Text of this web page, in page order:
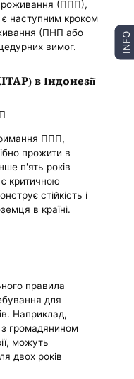
(ППП),
є наступним кроком
(ПНП або
вимог.
в Індонезії
ППП,
прожити в
п'ять років
критичною
стійкість і
в країні.
правила
для
Наприклад,
з громадянином
можуть
двох років
INFO